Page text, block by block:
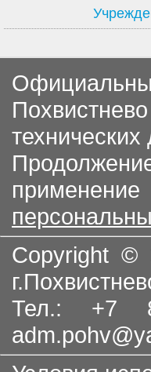
Copyright ©
Тел.: +7